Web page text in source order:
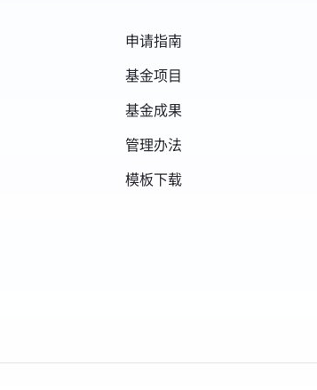
申请指南
基金项目
基金成果
管理办法
模板下载